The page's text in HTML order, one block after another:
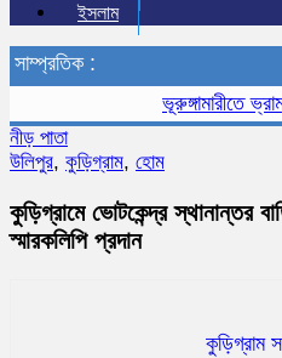
ইসলাম
সাম্প্রতিক :
ভূরুঙ্গামারীতে
নীড় পাতা
উলিপুর, কুড়িগ্রাম, হোম
কুড়িগ্রামে ভোটকেন্দ্র স্থানান্তর
স্মারকলিপি প্রদান
কুড়িগ্রাম